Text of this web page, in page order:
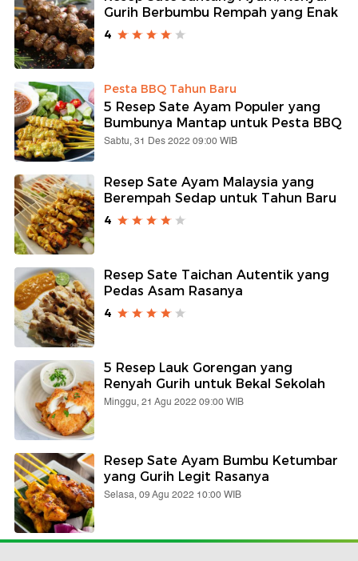
Gurih Berbumbu Rempah yang Enak
4
Pesta BBQ Tahun Baru
5 Resep Sate Ayam Populer yang
Bumbunya Mantap untuk Pesta BBQ
Sabtu, 31 Des 2022 09:00 WIB
Resep Sate Ayam Malaysia yang
Berempah Sedap untuk Tahun Baru
4
Resep Sate Taichan Autentik yang
Pedas Asam Rasanya
4
5 Resep Lauk Gorengan yang
Renyah Gurih untuk Bekal Sekolah
Minggu, 21 Agu 2022 09:00 WIB
Resep Sate Ayam Bumbu Ketumbar
yang Gurih Legit Rasanya
Selasa, 09 Agu 2022 10:00 WIB